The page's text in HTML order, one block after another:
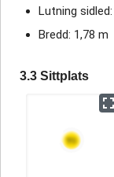
Lutning sidled:
Bredd: 1,78 m
3.3 Sittplats